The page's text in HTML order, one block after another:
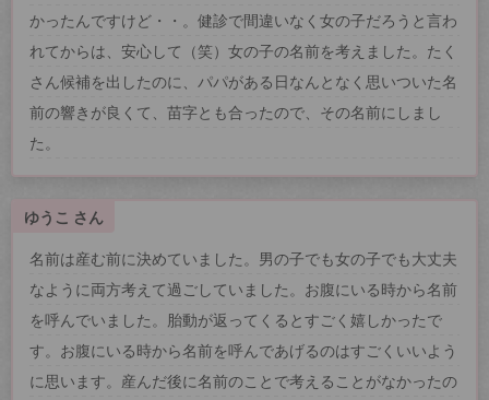
かったんですけど・・。健診で間違いなく女の子だろうと言わ
れてからは、安心して（笑）女の子の名前を考えました。たく
さん候補を出したのに、パパがある日なんとなく思いついた名
前の響きが良くて、苗字とも合ったので、その名前にしまし
た。
ゆうこ さん
名前は産む前に決めていました。男の子でも女の子でも大丈夫
なように両方考えて過ごしていました。お腹にいる時から名前
を呼んでいました。胎動が返ってくるとすごく嬉しかったで
す。お腹にいる時から名前を呼んであげるのはすごくいいよう
に思います。産んだ後に名前のことで考えることがなかったの